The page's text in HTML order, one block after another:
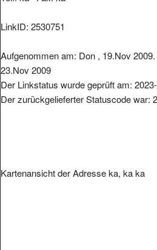
LinkID: 2530751
Aufgenommen am: Don , 19.Nov
23.Nov 2009
Der Linkstatus wurde geprüft am:
Der zurückgelieferter Statuscode war:
Kartenansicht der Adresse ka, ka ka